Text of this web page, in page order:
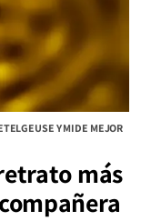
Y MIDE MEJOR
más